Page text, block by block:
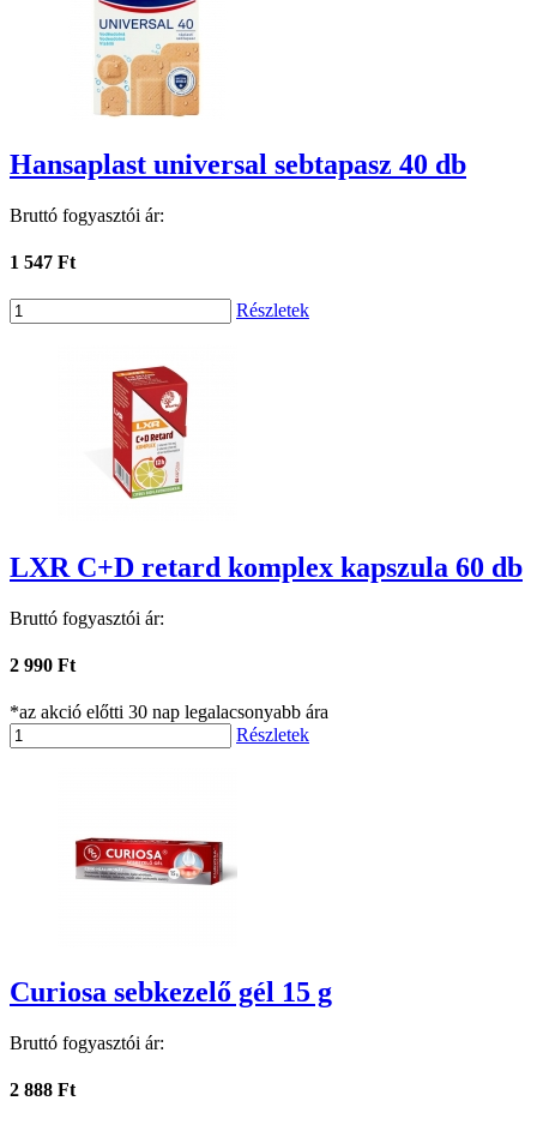
Hansaplast universal sebtapasz 40 db
Bruttó fogyasztói ár:
1 547 Ft
Részletek
LXR C+D retard komplex kapszula 60 db
Bruttó fogyasztói ár:
2 990 Ft
*az akció előtti 30 nap legalacsonyabb ára
Részletek
Curiosa sebkezelő gél 15 g
Bruttó fogyasztói ár:
2 888 Ft